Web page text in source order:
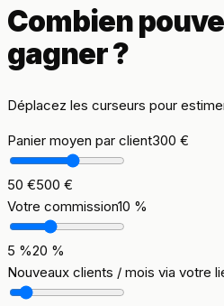
Combien
gagner ?
Déplacez les curseurs pour
Panier moyen par client300 €
50 €500 €
Votre commission10 %
5 %20 %
Nouveaux clients / mois via votre